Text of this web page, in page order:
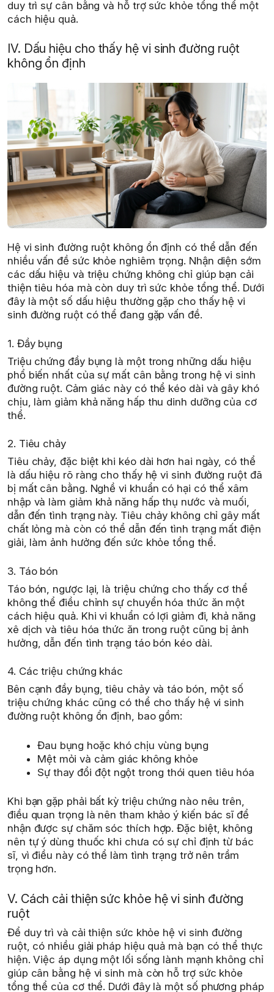
duy trì sự cân bằng và hỗ trợ sức khỏe tổng thể một
cách hiệu quả.
IV. Dấu hiệu cho thấy hệ vi sinh đường ruột
không ổn định
Hệ vi sinh đường ruột không ổn định có thể dẫn đến
nhiều vấn đề sức khỏe nghiêm trọng. Nhận diện sớm
các dấu hiệu và triệu chứng không chỉ giúp bạn cải
thiện tiêu hóa mà còn duy trì sức khỏe tổng thể. Dưới
đây là một số dấu hiệu thường gặp cho thấy hệ vi
sinh đường ruột có thể đang gặp vấn đề.
1. Đầy bụng
Triệu chứng đầy bụng là một trong những dấu hiệu
phổ biến nhất của sự mất cân bằng trong hệ vi sinh
đường ruột. Cảm giác này có thể kéo dài và gây khó
chịu, làm giảm khả năng hấp thu dinh dưỡng của cơ
thể.
2. Tiêu chảy
Tiêu chảy, đặc biệt khi kéo dài hơn hai ngày, có thể
là dấu hiệu rõ ràng cho thấy hệ vi sinh đường ruột đã
bị mất cân bằng. Nghề vi khuẩn có hại có thể xâm
nhập và làm giảm khả năng hấp thụ nước và muối,
dẫn đến tình trạng này. Tiêu chảy không chỉ gây mất
chất lỏng mà còn có thể dẫn đến tình trạng mất điện
giải, làm ảnh hưởng đến sức khỏe tổng thể.
3. Táo bón
Táo bón, ngược lại, là triệu chứng cho thấy cơ thể
không thể điều chỉnh sự chuyển hóa thức ăn một
cách hiệu quả. Khi vi khuẩn có lợi giảm đi, khả năng
xê dịch và tiêu hóa thức ăn trong ruột cũng bị ảnh
hưởng, dẫn đến tình trạng táo bón kéo dài.
4. Các triệu chứng khác
Bên cạnh đầy bụng, tiêu chảy và táo bón, một số
triệu chứng khác cũng có thể cho thấy hệ vi sinh
đường ruột không ổn định, bao gồm:
Đau bụng hoặc khó chịu vùng bụng
Mệt mỏi và cảm giác không khỏe
Sự thay đổi đột ngột trong thói quen tiêu hóa
Khi bạn gặp phải bất kỳ triệu chứng nào nêu trên,
điều quan trọng là nên tham khảo ý kiến bác sĩ để
nhận được sự chăm sóc thích hợp. Đặc biệt, không
nên tự ý dùng thuốc khi chưa có sự chỉ định từ bác
sĩ, vì điều này có thể làm tình trạng trở nên trầm
trọng hơn.
V. Cách cải thiện sức khỏe hệ vi sinh đường
ruột
Để duy trì và cải thiện sức khỏe hệ vi sinh đường
ruột, có nhiều giải pháp hiệu quả mà bạn có thể thực
hiện. Việc áp dụng một lối sống lành mạnh không chỉ
giúp cân bằng hệ vi sinh mà còn hỗ trợ sức khỏe
tổng thể của cơ thể. Dưới đây là một số phương pháp